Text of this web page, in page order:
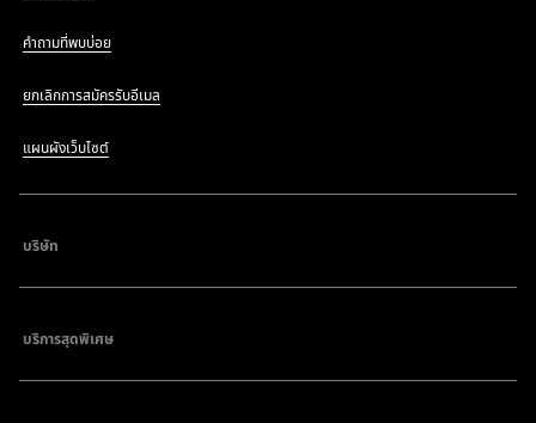
คำถามที่พบบ่อย
ยกเลิกการสมัครรับอีเมล
แผนผังเว็บไซต์
บริษัท
บริการสุดพิเศษ